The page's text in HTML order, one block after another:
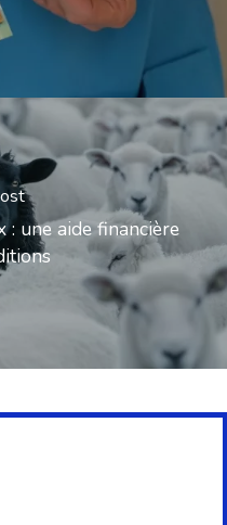
une aide financière